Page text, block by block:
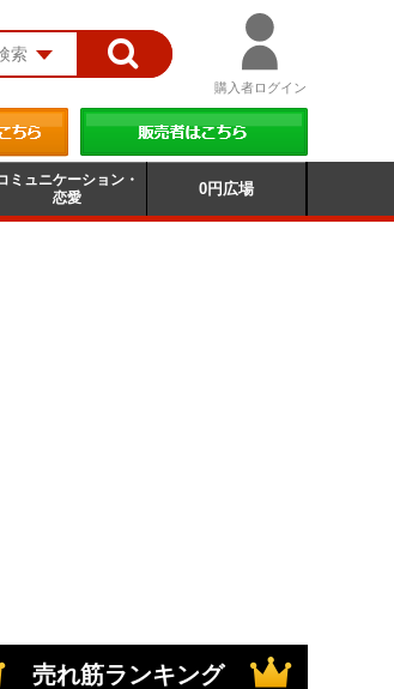
索
購入者ログイン
ミュニケーション・
恋愛
0円広場
売れ筋ランキング